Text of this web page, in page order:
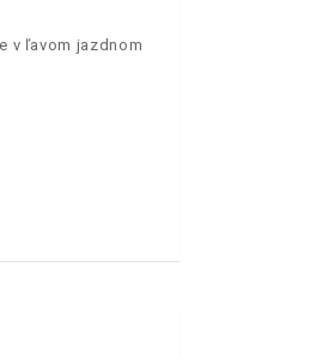
v ľavom jazdnom